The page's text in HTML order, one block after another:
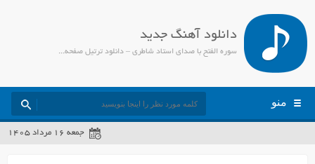
دانلود آهنگ جدید
سوره الفتح با صدای استاد شاطری – دانلود ترتیل صفحه به صفحه استاد شاطری - جمیل مدیا
منو
جمعه ۱۶ مرداد ۱۴۰۵